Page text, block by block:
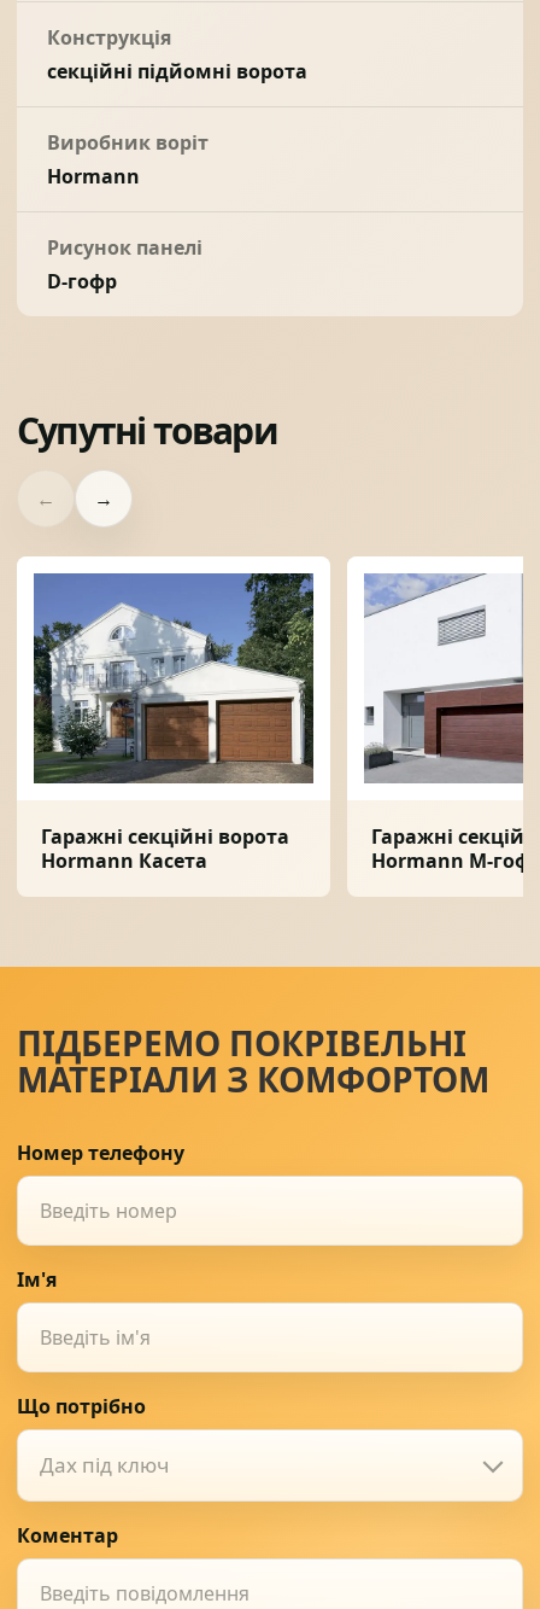
Конструкція
секційні підйомні ворота
Виробник воріт
Hormann
Рисунок панелі
D-гофр
Супутні товари
← →
Гаражні секційні ворота
Hormann Касета
Гаражні
Hormann M-
ПІДБЕРЕМО ПОКРІВЕЛЬНІ
МАТЕРІАЛИ З КОМФОРТОМ
Номер телефону
Ім'я
Що потрібно
Дах під ключ
Коментар